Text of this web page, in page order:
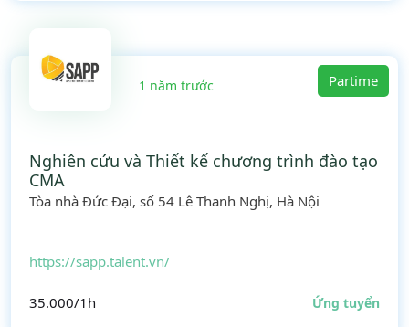
1 năm trước Partime
Nghiên cứu và Thiết kế chương trình đào tạo
CMA
Tòa nhà Đức Đại, số 54 Lê Thanh Nghị, Hà Nội
https://sapp.talent.vn/
35.000/1h Ứng tuyển